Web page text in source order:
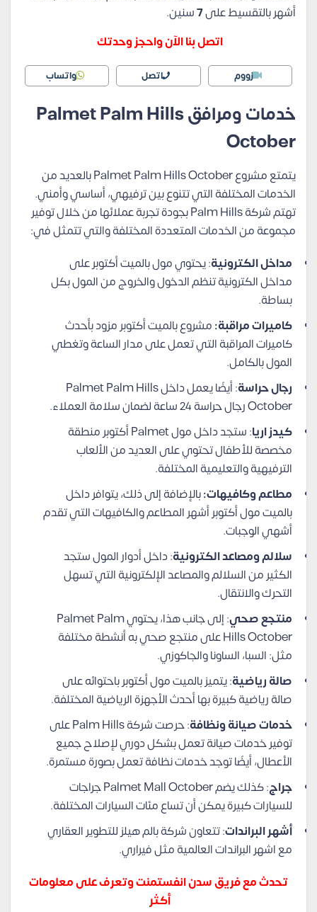
أشهر بالتقسيط على7سنين.
اتصل بنا الآن واحجز وحدتك
زووم اتصل واتساب
خدمات ومرافق Palmet Palm Hills
October
يتمتع مشروع Palmet Palm Hills October بالعديد من
الخدمات المختلفة التي تتنوع بين ترفيهي، أساسي وأمني.
تهتم شركة Palm Hills بجودة تجربة عملائها من خلال توفير
مجموعة من الخدمات المتعددة المختلفة والتي تتمثل في:
مداخل الكترونية: يحتوي مول بالميت أكتوبر على
مداخل الكترونية تنظم الدخول والخروج من المول بكل
بساطة.
كاميرات مراقبة:مشروع بالميت أكتوبر مزود بأحدث
كاميرات المراقبة التي تعمل على مدار الساعة وتغطي
المول بالكامل.
رجال حراسة
: أيضًا يعمل داخل Palmet Palm Hills
October رجال حراسة 24 ساعة لضمان سلامة العملاء.
كيدز اريا
: ستجد داخل مول Palmet أكتوبر منطقة
مخصصة للأطفال تحتوي على العديد من الألعاب
الترفيهية والتعليمية المختلفة.
مطاعم وكافيهات:بالإضافة إلى ذلك، يتوافر داخل
بالميت مول أكتوبر أشهر المطاعم والكافيهات التي تقدم
أشهي الوجبات.
سلالم ومصاعد الكترونية: داخل أدوار المول ستجد
الكثير من السلالم والمصاعد الإلكترونية التي تسهل
التحرك والانتقال.
منتجع صحي
: إلى جانب هذا، يحتوي Palmet Palm
Hills October على منتجع صحي به أنشطة مختلفة
مثل: السبا، الساونا والجاكوزي.
صالة رياضية: يتميز بالميت مول أكتوبر باحتوائه على
صالة رياضية كبيرة بها أحدث الأجهزة الرياضية المختلفة.
خدمات صيانة ونظافة
: حرصت شركة Palm Hills على
توفير خدمات صيانة تعمل بشكل دوري لإصلاح جميع
الأعطال، أيضًا توجد خدمات نظافة تعمل بصورة مستمرة.
جراج
: كذلك يضم Palmet Mall October جراجات
للسيارات كبيرة يمكن أن تساع مئات السيارات المختلفة.
أشهر البراندات: تتعاون شركة بالم هيلز للتطوير العقاري
مع اشهر البراندات العالمية مثل فيراري.
تحدث مع فريق سدن انفستمنت وتعرف على معلومات
أكثر